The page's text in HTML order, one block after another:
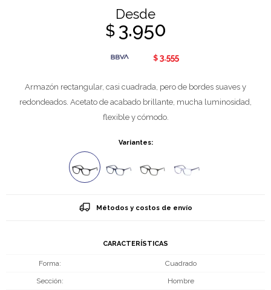
Desde
$ 3.950
$ 3.555
Armazón rectangular, casi cuadrada, pero de bordes suaves y
redondeados. Acetato de acabado brillante, mucha luminosidad,
flexible y cómodo.
Variantes:
Métodos y costos de envío
CARACTERÍSTICAS
Forma Cuadrado
Sección Hombre